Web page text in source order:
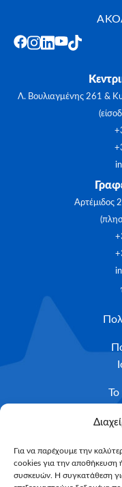
Για να παρέχουμε την
cookies για την αποθήκευση
συσκευών. Η συγκατάθεση
Λ. Βουλιαγμένης 261
Αρτέμιδος
Το
Email*